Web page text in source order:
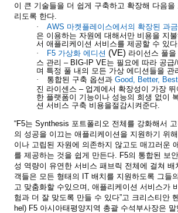
이 큰 기술들을 더 쉽게 구축하고 확장해 다음을
리도록 한다
·
AWS 마켓플레이스에서의 확장된 과금
은 이용하는 자원에 대해서만 비용을 지
서 애플리케이션 서비스를 제공할 수 있다
·
F5 가상화 에디션 (VE) 라이선스 풀을
스 관리 – BIG-IP VE는 필요에 따라 공급/
며 특정 풀 내의 모든 가상 에디션들을 관
·
통합된 구축 옵션과 Good, Better, Best
진 라이센스 – 업계에서 확장성이 가장 뛰
한 플랫폼이 기능이나 성능의 희생 없이
션 서비스 구축 비용을절감시켜준다
“F5는 Synthesis 포트폴리오 전체를 강화해서
의 성공을 이끄는 애플리케이션을 지원하기 위해
이나 고립된 자원에 의존하지 않고도 매끄러운
를 제공하는 것을 쉽게 만든다 . F5의 통합된 보안
성 역량이 유연한 서비스 패브릭 전체에 걸쳐 배
객들은 모든 형태의 IT 배치를 지원하도록 그들의
고 맞춤화할 수있으며 애플리케이션 서비스가
험과 더 잘 맞도록 만들 수 있다”고 크리스티안
hel) F5 아시아태평양지역 총괄 수석부사장은 말